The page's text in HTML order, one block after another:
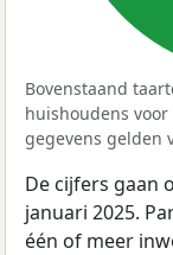
Bovenstaand
huishoudens voor
gegevens gelden
De cijfers gaan
januari 2025.
één of meer